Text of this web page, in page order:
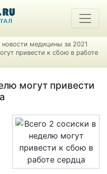
новости медицины за 2021
привести к сбою в работе
могут привести